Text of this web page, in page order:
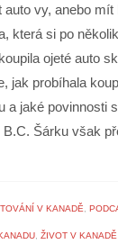
auto vy, anebo
která si po
ojeté auto
jak probíhala
a jaké povinnosti
Šárku však
V KANADĚ,
, ŽIVOT V KANADĚ